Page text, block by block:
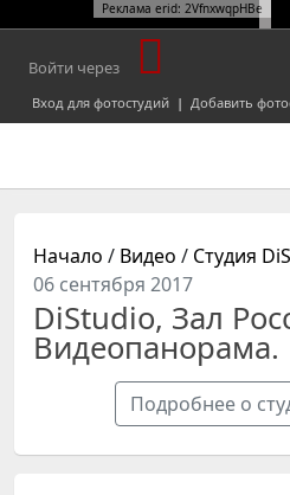
Реклама erid: 2VfnxwqpHBe
Войти через
Вход для фотостудий | Добавить
Начало / Видео / Студия
06 сентября 2017
DiStudio, Зал
Видеопанорама.
Подробнее о